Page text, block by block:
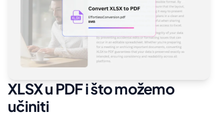
XLSX u PDF i što možemo
učiniti